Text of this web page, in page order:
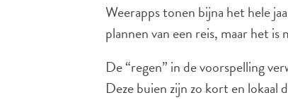
Weerapps tonen bijna het hele
plannen van een reis, maar het
De “regen” in de voorspelling
Deze buien zijn zo kort en lokaal